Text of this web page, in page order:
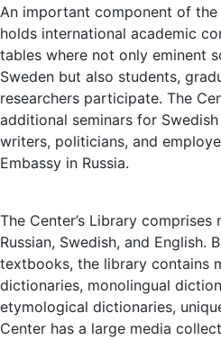
An important component of the
holds international academic
tables where not only eminent
Sweden but also students,
researchers participate. The
additional seminars for
writers, politicians, and
Embassy in Russia.
The Center’s Library
Russian, Swedish, and English.
textbooks, the library contains
dictionaries, monolingual
etymological dictionaries,
Center has a large media